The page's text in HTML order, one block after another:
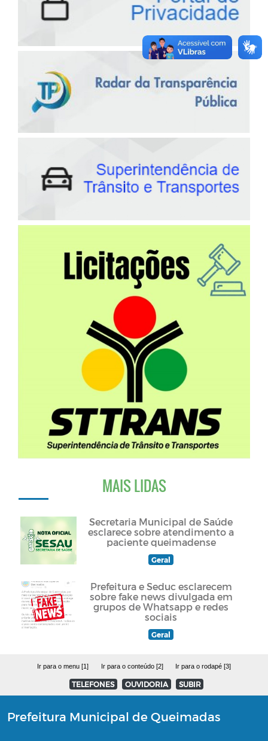
MAIS LIDAS
Secretaria Municipal de Saúde
esclarece sobre atendimento a
paciente queimadense
Geral
Prefeitura e Seduc esclarecem
sobre fake news divulgada em
grupos de Whatsapp e redes
sociais
Geral
Ir para o menu [1] Ir para o conteúdo [2] Ir para o rodapé [3]
TELEFONES OUVIDORIA SUBIR
Prefeitura Municipal de Queimadas